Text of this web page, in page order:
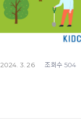
2024. 3. 26 조회수 504